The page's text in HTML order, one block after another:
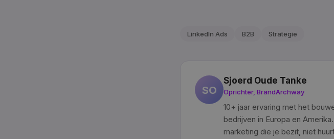
LinkedIn Ads B2B Strategie
SO
Sjoerd Oude Tanke
Oprichter, BrandArchway
10+ jaar ervaring met het
bedrijven in Europa en
marketing die je bezit, niet